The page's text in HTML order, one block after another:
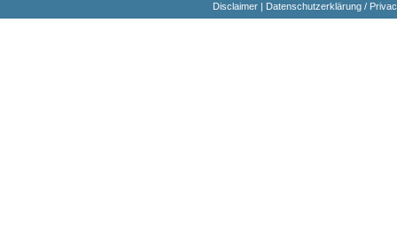
Disclaimer| Datenschutzerklärung /